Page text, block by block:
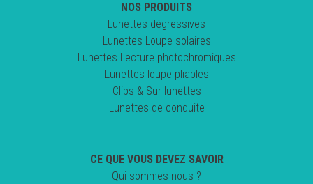
NOS PRODUITS
Lunettes dégressives
Lunettes Loupe solaires
Lunettes Lecture photochromiques
Lunettes loupe pliables
Clips & Sur-lunettes
Lunettes de conduite
CE QUE VOUS DEVEZ SAVOIR
Qui sommes-nous ?